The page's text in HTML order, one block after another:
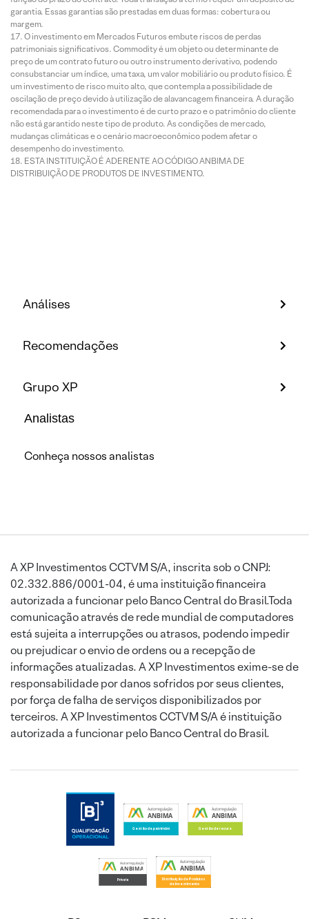
garantia. Essas garantias são prestadas em duas formas: cobertura ou
margem.
O investimento em Mercados Futuros embute riscos de perdas
patrimoniais significativos. Commodity é um objeto ou determinante de
preço de um contrato futuro ou outro instrumento derivativo, podendo
consubstanciar um índice, uma taxa, um valor mobiliário ou produto físico. É
um investimento de risco muito alto, que contempla a possibilidade de
oscilação de preço devido à utilização de alavancagem financeira. A duração
recomendada para o investimento é de curto prazo e o patrimônio do cliente
não está garantido neste tipo de produto. As condições de mercado,
mudanças climáticas e o cenário macroeconômico podem afetar o
desempenho do investimento.
ESTA INSTITUIÇÃO É ADERENTE AO CÓDIGO ANBIMA DE
DISTRIBUIÇÃO DE PRODUTOS DE INVESTIMENTO.
Análises
Recomendações
Grupo XP
Analistas
Conheça nossos analistas
A XP Investimentos CCTVM S/A, inscrita sob o CNPJ:
02.332.886/0001-04, é uma instituição financeira
autorizada a funcionar pelo Banco Central do Brasil.Toda
comunicação através de rede mundial de computadores
está sujeita a interrupções ou atrasos, podendo impedir
ou prejudicar o envio de ordens ou a recepção de
informações atualizadas. A XP Investimentos exime-se de
responsabilidade por danos sofridos por seus clientes,
por força de falha de serviços disponibilizados por
terceiros. A XP Investimentos CCTVM S/A é instituição
autorizada a funcionar pelo Banco Central do Brasil.